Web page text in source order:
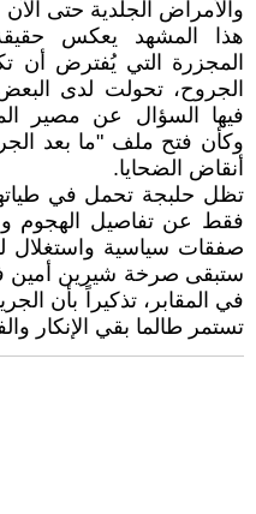
والأمراض الجلدية حتى الآن
هذا المشهد يعكس
المجزرة التي يُفترض أن
الجروح، تحولت لدى
فيها السؤال عن مصير
وكأن فتح ملف "ما بعد
أنقاض الضحايا.
تظل حلبجة تحمل في
فقط عن تفاصيل الهجوم
صفقات سياسية واستغلال
ستبقى صرخة شيرين أمين
في المقابر، تذكيراً بأن
تستمر طالما بقي الإنكار